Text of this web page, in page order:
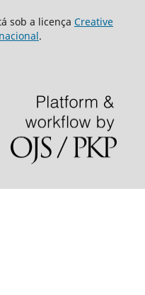
sob a licença Creative
.